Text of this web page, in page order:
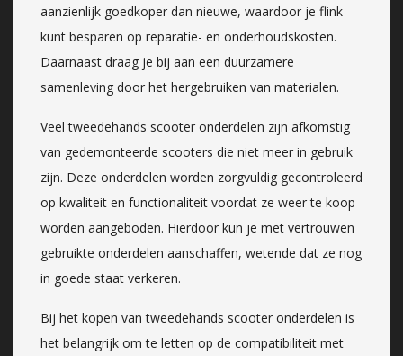
aanzienlijk goedkoper dan nieuwe, waardoor je flink
kunt besparen op reparatie- en onderhoudskosten.
Daarnaast draag je bij aan een duurzamere
samenleving door het hergebruiken van materialen.
Veel tweedehands scooter onderdelen zijn afkomstig
van gedemonteerde scooters die niet meer in gebruik
zijn. Deze onderdelen worden zorgvuldig gecontroleerd
op kwaliteit en functionaliteit voordat ze weer te koop
worden aangeboden. Hierdoor kun je met vertrouwen
gebruikte onderdelen aanschaffen, wetende dat ze nog
in goede staat verkeren.
Bij het kopen van tweedehands scooter onderdelen is
het belangrijk om te letten op de compatibiliteit met